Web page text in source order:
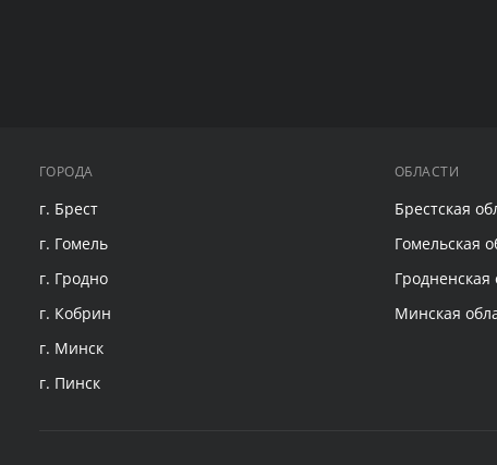
ГОРОДА
г. Брест
г. Гомель
г. Гродно
г. Кобрин
г. Минск
г. Пинск
ОБЛАСТИ
Брестская
Гомельская
Гродненская
Минская